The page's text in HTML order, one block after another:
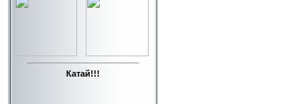
Катай!!!